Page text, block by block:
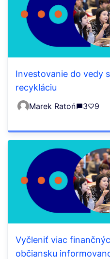
Investovanie do vedy
recykláciu
Marek Ratoń 3 9
Vyčleniť viac
občiansku